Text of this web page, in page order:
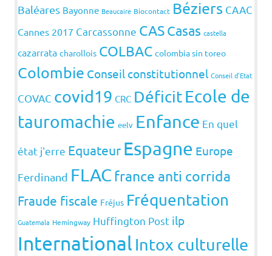
Baléares Bayonne Beaucaire Biocontact Béziers CAAC
Cannes 2017 Carcassonne CASCasas castella
cazarrata charollois COLBAC colombia sin toreo
Colombie Conseil constitutionnel Conseil d'Etat
COVAC covid19 CRC DéficitEcole de
tauromachie eelv Enfance En quel
état j'erre Equateur Espagne Europe
Ferdinand FLAC france anti corrida
Fraude fiscale Fréjus Fréquentation
Guatemala Hemingway Huffington Post ilp
International Intox culturelle